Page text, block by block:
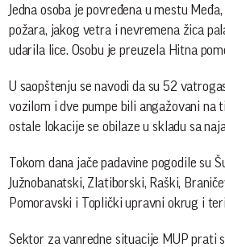
Jedna osoba je povređena u mestu
požara, jakog vetra i nevremena žica
udarila lice. Osobu je preuzela Hitna
U saopštenju se navodi da su 52
vozilom i dve pumpe bili angažovani na
ostale lokacije se obilaze u skladu sa
Tokom dana jače padavine pogodile su
Južnobanatski, Zlatiborski, Raški,
Pomoravski i Toplički upravni okrug i
Sektor za vanredne situacije MUP prati